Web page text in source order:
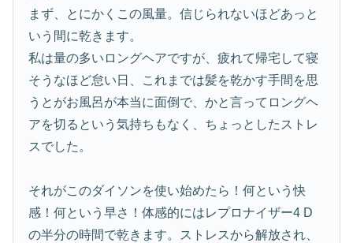
まず、とにかくこの風量。信じられないほどあっと
いう間に乾きます。
私は量の多いロングヘアですが、疲れて帰宅して寝
そうなほど怠い日、これまでは髪を乾かす手間を思
うとがお風呂が本当に面倒で、かと言ってロングヘ
アを切るという気持ちもなく、ちょっとしたストレ
スでした。
それがこのダイソンを使い始めたら！何という快
感！何という早さ！体感的にはレプロナイザー4 D
の半分の時間で乾きます。ストレスから解放され、